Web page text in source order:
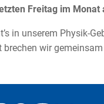
Freitag im Monat
in unserem Physik-
brechen wir